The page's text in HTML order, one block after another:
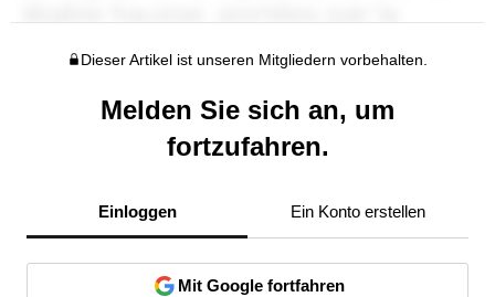
Dieser Artikel ist unseren Mitgliedern vorbehalten.
Melden Sie sich an, um
fortzufahren.
Einloggen Ein Konto erstellen
Mit Google fortfahren